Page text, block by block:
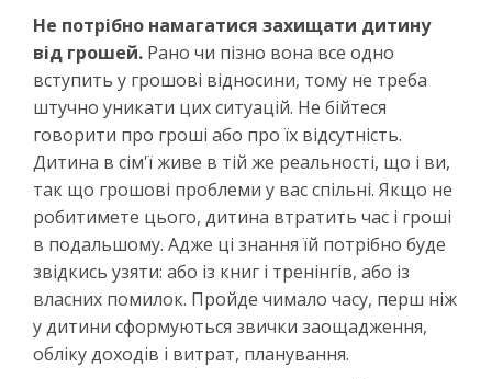
Не потрібно намагатися захищати дитину
від грошей. Рано чи пізно вона все одно
вступить у грошові відносини, тому не треба
штучно уникати цих ситуацій. Не бійтеся
говорити про гроші або про їх відсутність.
Дитина в сім'ї живе в тій же реальності, що і ви,
так що грошові проблеми у вас спільні. Якщо не
робитимете цього, дитина втратить час і гроші
в подальшому. Адже ці знання їй потрібно буде
звідкись узяти: або із книг і тренінгів, або із
власних помилок. Пройде чимало часу, перш ніж
у дитини сформуються звички заощадження,
обліку доходів і витрат, планування.